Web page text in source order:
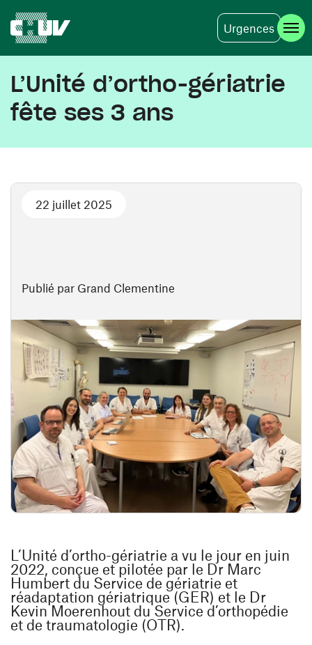
Urgences
L’Unité d’ortho-gériatrie
fête ses 3 ans
Publié par Grand Clementine
22 juillet 2025
L’Unité d’ortho-gériatrie a vu le jour en juin
2022, conçue et pilotée par le Dr Marc
Humbert du Service de gériatrie et
réadaptation gériatrique (GER) et le Dr
Kevin Moerenhout du Service d’orthopédie
et de traumatologie (OTR).